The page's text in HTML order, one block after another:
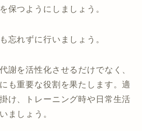
保つようにしましょう。
忘れずに行いましょう。
謝を活性化させるだけでなく、
も重要な役割を果たします。適
け、トレーニング時や日常生活
ましょう。